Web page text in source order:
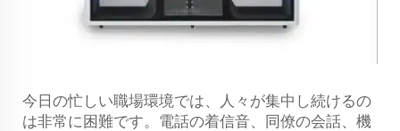
今日の忙しい職場環境では、人々が集中し続けるの
は非常に困難です。電話の着信音、同僚の会話、機